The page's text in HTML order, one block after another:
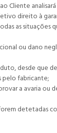
Cliente
direito à
as situações
ou dano
desde que
pelo fabricante;
a avaria ou
detetadas